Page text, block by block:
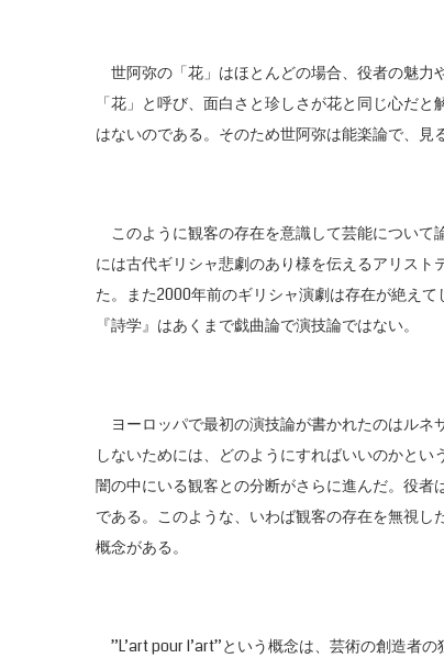
世阿弥の「花」はほとんどの場合、役者の魅力
「花」と呼び、面白さと珍しさが花と同じ心だ
はないのである。そのため世阿弥は能楽論で、見
このように観客の存在を意識して芸能について
には古代ギリシャ悲劇のあり様を伝えるアリス
た。また2000年前のギリシャ演劇は存在が絶え
『詩学』はあくまで戯曲論で演技論ではない。
ヨーロッパで最初の演技論が書かれたのはルネ
しないためには、どのようにすればいいのかと
闇の中にいる観客との分断がさらに進んだ。役
である。このような、いわば観客の存在を無視し
概念がある。
”L’art pour l’art”という概念は、芸術の創造者